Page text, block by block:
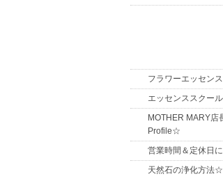
フラワーエッセン
エッセンススクール
MOTHER MARY店
Profile☆
営業時間＆定休日
天然石の浄化方法☆